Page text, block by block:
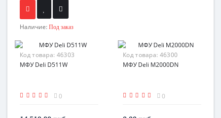
Наличие: Под заказ
Код товара: 46303
МФУ Deli D511W
0
Код товара: 46300
МФУ Deli M2000DN
0